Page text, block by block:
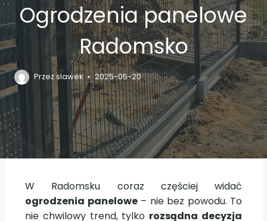
Ogrodzenia panelowe
Radomsko
Przezslawek 2025-05-20
W Radomsku coraz częściej widać
ogrodzenia panelowe– nie bez powodu. To
nie chwilowy trend, tylko rozsądna decyzja